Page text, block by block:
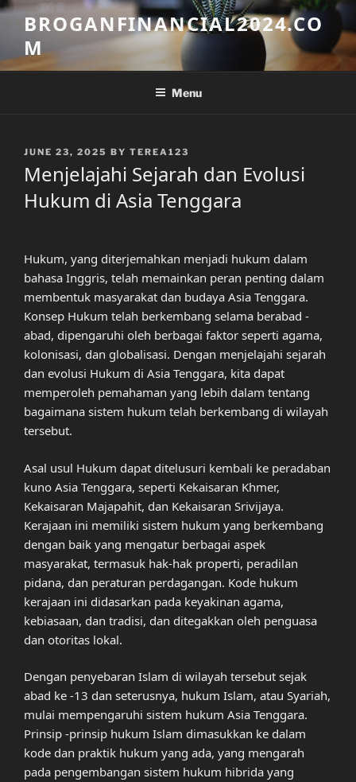
Skip
content
BROGANFINANCIAL2024.CO
M
Menu
POSTED
JUNE 23, 2025 BY TEREA123
Menjelajahi Sejarah dan Evolusi
Hukum di Asia Tenggara
Hukum, yang diterjemahkan menjadi hukum dalam
bahasa Inggris, telah memainkan peran penting dalam
membentuk masyarakat dan budaya Asia Tenggara.
Konsep Hukum telah berkembang selama berabad -
abad, dipengaruhi oleh berbagai faktor seperti agama,
kolonisasi, dan globalisasi. Dengan menjelajahi sejarah
dan evolusi Hukum di Asia Tenggara, kita dapat
memperoleh pemahaman yang lebih dalam tentang
bagaimana sistem hukum telah berkembang di wilayah
tersebut.
Asal usul Hukum dapat ditelusuri kembali ke peradaban
kuno Asia Tenggara, seperti Kekaisaran Khmer,
Kekaisaran Majapahit, dan Kekaisaran Srivijaya.
Kerajaan ini memiliki sistem hukum yang berkembang
dengan baik yang mengatur berbagai aspek
masyarakat, termasuk hak-hak properti, peradilan
pidana, dan peraturan perdagangan. Kode hukum
kerajaan ini didasarkan pada keyakinan agama,
kebiasaan, dan tradisi, dan ditegakkan oleh penguasa
dan otoritas lokal.
Dengan penyebaran Islam di wilayah tersebut sejak
abad ke -13 dan seterusnya, hukum Islam, atau Syariah,
mulai mempengaruhi sistem hukum Asia Tenggara.
Prinsip -prinsip hukum Islam dimasukkan ke dalam
kode dan praktik hukum yang ada, yang mengarah
pada pengembangan sistem hukum hibrida yang